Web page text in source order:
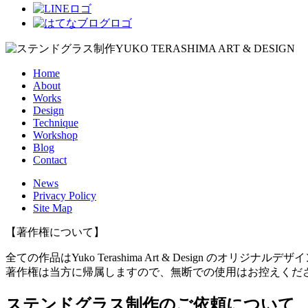
Home
About
Works
Design
Technique
Workshop
Blog
Contact
News
Privacy Policy
Site Map
【著作権について】
全ての作品はYuko Terashima Art & Design のオリジナルデザイ
著作権は当方に帰属しますので、無断での使用はお控えくだ